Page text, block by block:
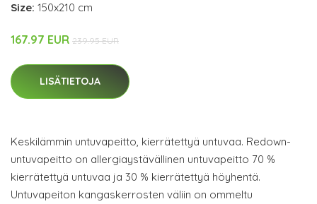
Size: 150x210 cm
167.97 EUR 239.95 EUR
LISÄTIETOJA
Keskilämmin untuvapeitto, kierrätettyä untuvaa. Redown-
untuvapeitto on allergiaystävällinen untuvapeitto 70 %
kierrätettyä untuvaa ja 30 % kierrätettyä höyhentä.
Untuvapeiton kangaskerrosten väliin on ommeltu